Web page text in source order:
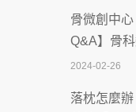
沒菸酒也
慣」逆轉腎
2026-07-08
體溫飆破
骨微創中
Q&A】骨
2024-02-26
落枕怎麼